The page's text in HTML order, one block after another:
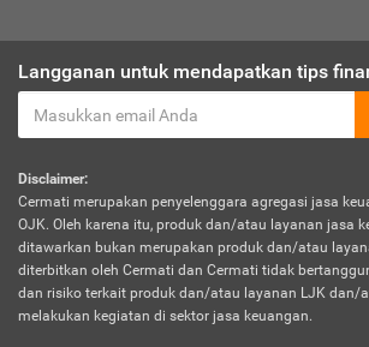
Langganan untuk mendapatkan tips
Disclaimer:
Cermati merupakan penyelenggara agregasi jasa
OJK. Oleh karena itu, produk dan/atau layanan jasa
ditawarkan bukan merupakan produk dan/atau
diterbitkan oleh Cermati dan Cermati tidak
dan risiko terkait produk dan/atau layanan LJK dan/
melakukan kegiatan di sektor jasa keuangan.